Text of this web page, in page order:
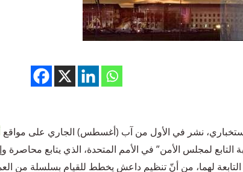
نشر في الأول من آب (أغسطس) الجاري على مواقع
التابع لمجلس الأمن” في الأمم المتحدة، الذي يتابع